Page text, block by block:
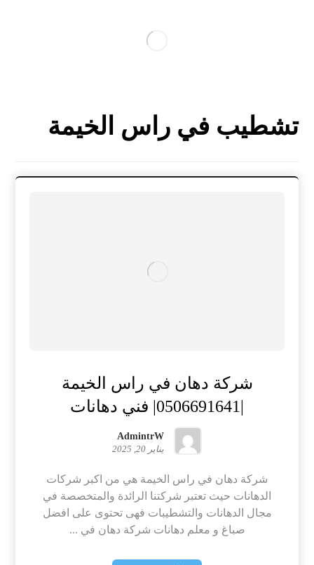
تشطيب في راس الخيمة
شركة دهان في راس الخيمة
|0506691641| فني دهانات
AdmintrW
يناير 20, 2025
شركة دهان في راس الخيمة هي من اكبر شركات
الدهانات حيث تعتبر شركتنا الرائدة والمتخصصة في
مجال الدهانات والتشطيبات فهى تحتوى على افضل
صباغ و معلم دهانات شركة دهان في ...